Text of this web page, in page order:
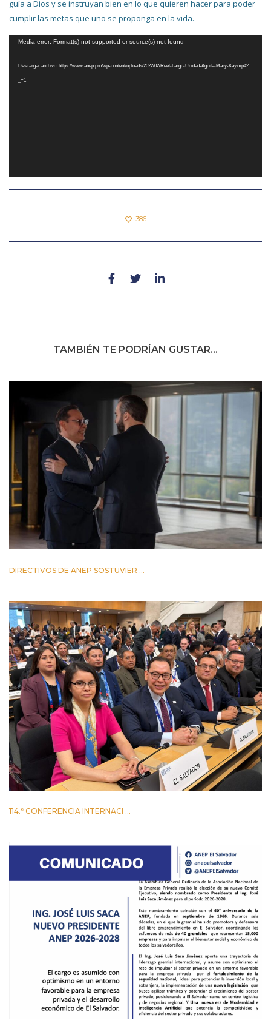
guía a Dios y se instruyan bien en lo que quieren hacer para poder
cumplir las metas que uno se proponga en la vida.
Reproductor
vídeo
Media error: Format(s) not supported or source(s) not found
Descargar archivo: https://www.anep.pro/wp-content/uploads/2022/02/Reel-Largo-Unidad-Aguila-Mary-Kay.mp4?
_=1
386
TAMBIÉN TE PODRÍAN GUSTAR...
DIRECTIVOS DE ANEP SOSTUVIER ...
114.ª CONFERENCIA INTERNACI ...